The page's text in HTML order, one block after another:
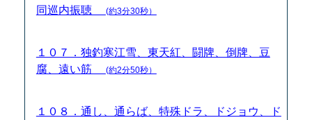
同巡内振聴
(約3分30秒）
１０７．独釣寒江雪、東天紅、闘牌、倒牌、豆
腐、遠い筋
(約2分50秒）
１０８．通し、通らば、特殊ドラ、ドジョウ、ド